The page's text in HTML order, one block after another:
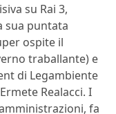
su Rai 3,
sua puntata
ospite il
traballante) e
di Legambiente
Realacci. I
fa